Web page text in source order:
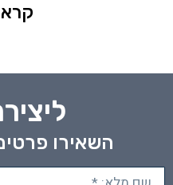
השאירו